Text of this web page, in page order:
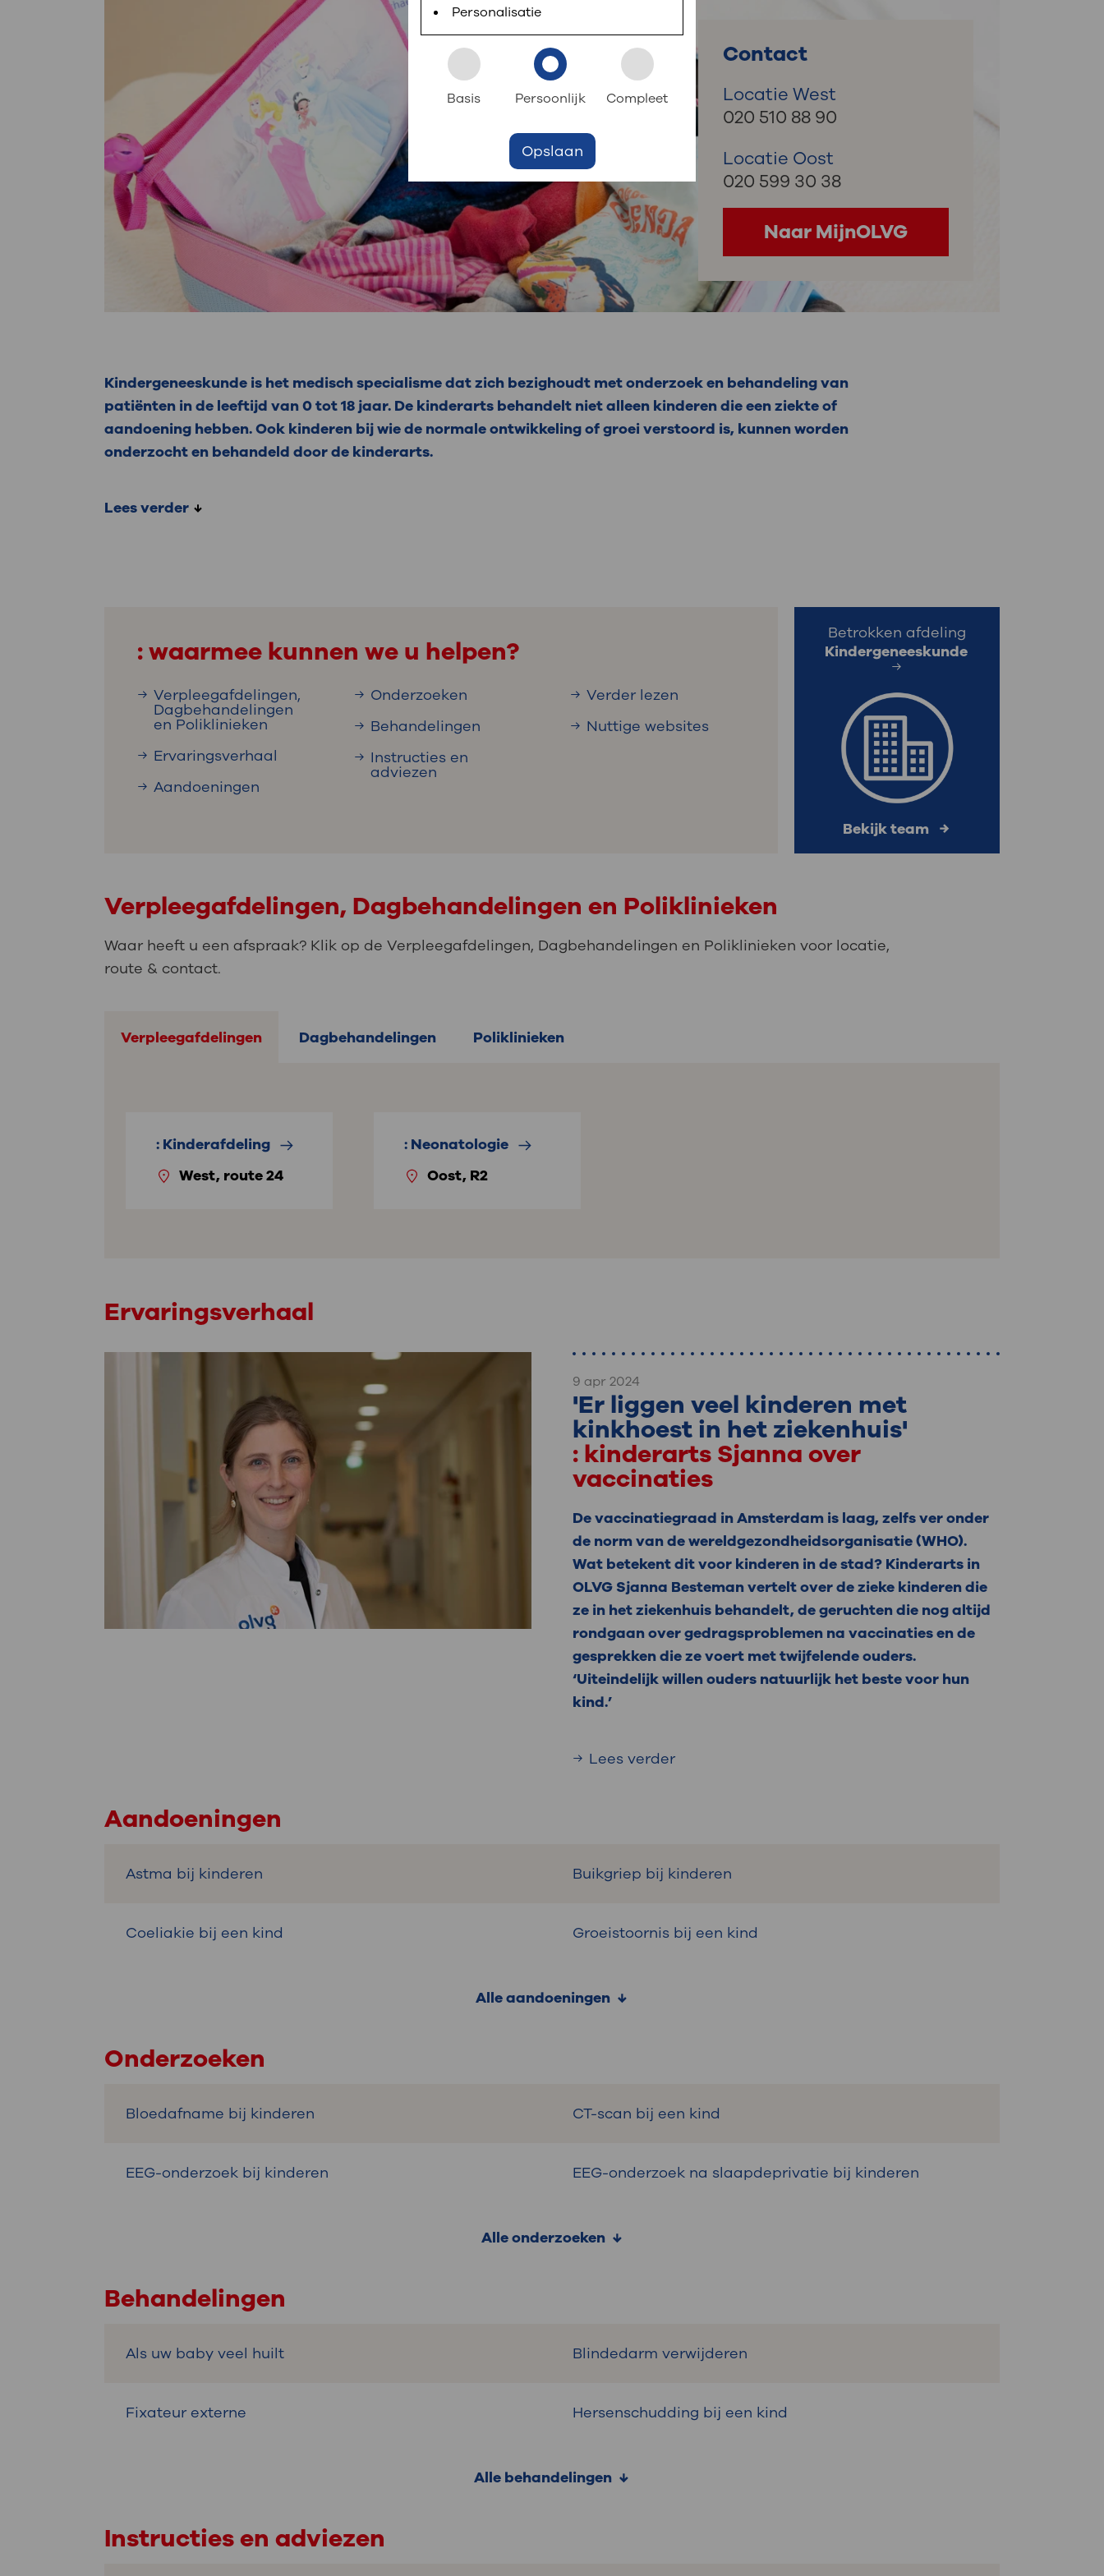
Uw bezoek aan OLVG
Uw verblijf in OLVG
Werken bij OLVG
Contact
steeds verder uit, zodat u zelf meer digitaal kunt regelen. Met MijnOLVG kunnen
Direct naar MijnOLVG
Contact
Locatie West
020 510 88 90
Locatie Oost
020 599 30 38
Naar MijnOLVG
Kindergeneeskunde is het medisch specialisme dat zich bezighoudt met onderzoek en behandeling van
patiënten in de leeftijd van 0 tot 18 jaar. De kinderarts behandelt niet alleen kinderen die een ziekte of
aandoening hebben. Ook kinderen bij wie de normale ontwikkeling of groei verstoord is, kunnen worden
onderzocht en behandeld door de kinderarts.
Lees verder
: waarmee kunnen we u helpen?
Verpleegafdelingen,
Dagbehandelingen
en Poliklinieken
Ervaringsverhaal
Aandoeningen
Onderzoeken
Behandelingen
Instructies en
adviezen
Verder lezen
Nuttige websites
Betrokken afdeling
Kindergeneeskunde
Bekijk team
Verpleegafdelingen, Dagbehandelingen en Poliklinieken
Waar heeft u een afspraak? Klik op de Verpleegafdelingen, Dagbehandelingen en Poliklinieken voor locatie,
route & contact.
Verpleegafdelingen Dagbehandelingen Poliklinieken
: Kinderafdeling
West, route 24
: Neonatologie
Oost, R2
Ervaringsverhaal
9 apr 2024
'Er liggen veel kinderen met
kinkhoest in het ziekenhuis'
: kinderarts Sjanna over
vaccinaties
De vaccinatiegraad in Amsterdam is laag, zelfs ver onder
de norm van de wereldgezondheidsorganisatie (WHO).
Wat betekent dit voor kinderen in de stad? Kinderarts in
OLVG Sjanna Besteman vertelt over de zieke kinderen die
ze in het ziekenhuis behandelt, de geruchten die nog altijd
rondgaan over gedragsproblemen na vaccinaties en de
gesprekken die ze voert met twijfelende ouders.
‘Uiteindelijk willen ouders natuurlijk het beste voor hun
kind.’
Lees verder
Aandoeningen
Astma bij kinderen Buikgriep bij kinderen
Coeliakie bij een kind Groeistoornis bij een kind
Alle aandoeningen
Onderzoeken
Bloedafname bij kinderen CT-scan bij een kind
EEG-onderzoek bij kinderen EEG-onderzoek na slaapdeprivatie bij kinderen
Alle onderzoeken
Behandelingen
Als uw baby veel huilt Blindedarm verwijderen
Fixateur externe Hersenschudding bij een kind
Alle behandelingen
Instructies en adviezen
Personalisatie
Basis Persoonlijk Compleet
Opslaan